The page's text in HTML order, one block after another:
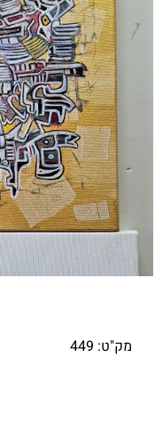
מק"ט: 449